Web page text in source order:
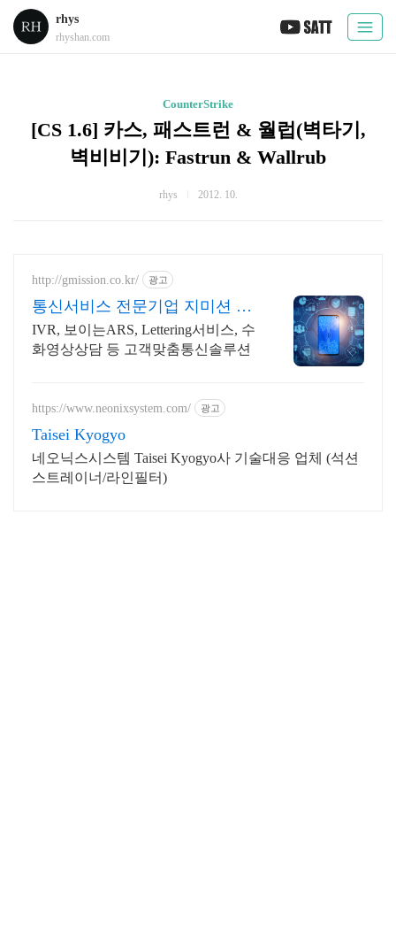
rhys
rhyshan.com
CounterStrike
[CS 1.6] 카스, 패스트런 & 월럽(벽타기,
벽비비기): Fastrun & Wallrub
rhys 2012. 10.
http://gmission.co.kr/ 광고
통신서비스 전문기업 지미션 고
객응대의 새로운 패러다임
IVR, 보이는ARS, Lettering서비스, 수
화영상상담 등 고객맞춤통신솔루션
https://www.neonixsystem.com/ 광고
Taisei Kyogyo
네오닉스시스템 Taisei Kyogyo사 기술대응 업체 (석션
스트레이너/라인필터)